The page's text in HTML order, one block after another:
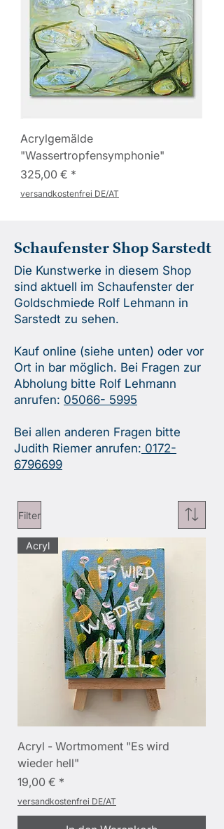
Acrylgemälde
"Wassertropfensymphonie"
Preis
325,00 €
versandkostenfrei DE/AT
Schaufenster Shop Sarstedt
Die Kunstwerke in diesem Shop
sind aktuell im Schaufenster der
Goldschmiede Rolf Lehmann in
Sarstedt zu sehen.
Kauf online (siehe unten) oder vor
Ort in bar möglich. Bei Fragen zur
Abholung bitte Rolf Lehmann
anrufen: 05066- 5995
Bei allen anderen Fragen bitte
Judith Riemer anrufen: 0172-
6796699
Filter
Acryl
Acryl - Wortmoment "Es wird
wieder hell"
Preis
19,00 €
versandkostenfrei DE/AT